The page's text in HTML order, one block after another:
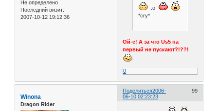
Не определено
Последний визит:
2007-10-12 19:12:36
:o
*cry*
Ой-ё! А за что Us5 на
первый не пускают?!??!
0
Поделиться 99
2006-
06-10 02:23:23
Winona
Dragon Rider